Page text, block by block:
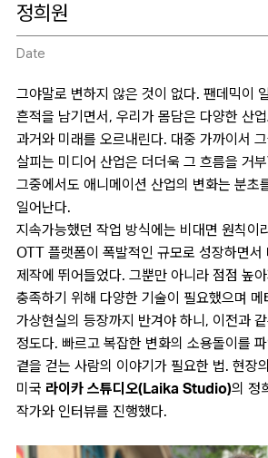
정희원
Date
그야말로 변하지 않은 것이 없다. 팬데믹이
흔적을 남기면서, 우리가 몸담은 다양한 산
과거와 미래를 오르내린다. 대중 가까이서
살피는 미디어 산업은 더더욱 그 흐름을 거
그중에서도 애니메이션 산업의 변화는 분초
일어난다.
지속가능했던 작업 방식에는 비대면 원칙이
OTT 플랫폼이 폭발적인 규모로 성장하면서
제작에 뛰어들었다. 그뿐만 아니라 점점 높
충족하기 위해 다양한 기술이 필요했으며 메
가상현실의 등장까지 반겨야 하니, 이전과
정도다. 빠르고 복잡한 변화의 소용돌이를
곁을 걷는 사람의 이야기가 필요한 법. 현장
미국 라이카 스튜디오(Laika Studio)의 정
작가와 인터뷰를 진행했다.